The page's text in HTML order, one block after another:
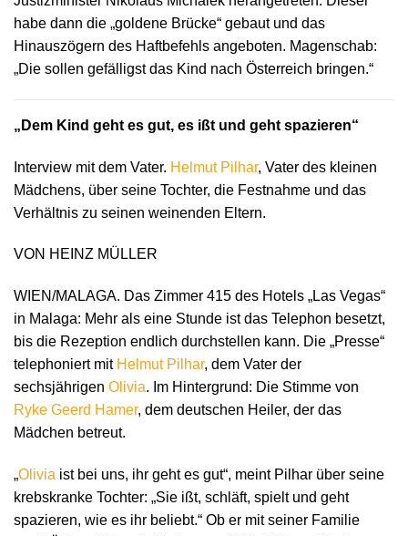
habe dann die „goldene Brücke“ gebaut und das
Hinauszögern des Haftbefehls angeboten. Magenschab:
„Die sollen gefälligst das Kind nach Österreich bringen.“
„Dem Kind geht es gut, es ißt und geht spazieren“
Interview mit dem Vater. Helmut Pilhar, Vater des kleinen
Mädchens, über seine Tochter, die Festnahme und das
Verhältnis zu seinen weinenden Eltern.
VON HEINZ MÜLLER
WIEN/MALAGA. Das Zimmer 415 des Hotels „Las Vegas“
in Malaga: Mehr als eine Stunde ist das Telephon besetzt,
bis die Rezeption endlich durchstellen kann. Die „Presse“
telephoniert mit Helmut Pilhar, dem Vater der
sechsjährigen Olivia. Im Hintergrund: Die Stimme von
Ryke Geerd Hamer, dem deutschen Heiler, der das
Mädchen betreut.
„Olivia ist bei uns, ihr geht es gut“, meint Pilhar über seine
krebskranke Tochter: „Sie ißt, schläft, spielt und geht
spazieren, wie es ihr beliebt.“ Ob er mit seiner Familie